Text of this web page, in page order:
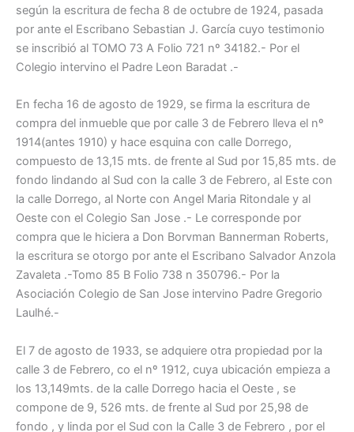
según la escritura de fecha 8 de octubre de 1924, pasada
por ante el Escribano Sebastian J. García cuyo testimonio
se inscribió al TOMO 73 A Folio 721 nº 34182.- Por el
Colegio intervino el Padre Leon Baradat .-
En fecha 16 de agosto de 1929, se firma la escritura de
compra del inmueble que por calle 3 de Febrero lleva el nº
1914(antes 1910) y hace esquina con calle Dorrego,
compuesto de 13,15 mts. de frente al Sud por 15,85 mts. de
fondo lindando al Sud con la calle 3 de Febrero, al Este con
la calle Dorrego, al Norte con Angel Maria Ritondale y al
Oeste con el Colegio San Jose .- Le corresponde por
compra que le hiciera a Don Borvman Bannerman Roberts,
la escritura se otorgo por ante el Escribano Salvador Anzola
Zavaleta .-Tomo 85 B Folio 738 n 350796.- Por la
Asociación Colegio de San Jose intervino Padre Gregorio
Laulhé.-
El 7 de agosto de 1933, se adquiere otra propiedad por la
calle 3 de Febrero, co el nº 1912, cuya ubicación empieza a
los 13,149mts. de la calle Dorrego hacia el Oeste , se
compone de 9, 526 mts. de frente al Sud por 25,98 de
fondo , y linda por el Sud con la Calle 3 de Febrero , por el